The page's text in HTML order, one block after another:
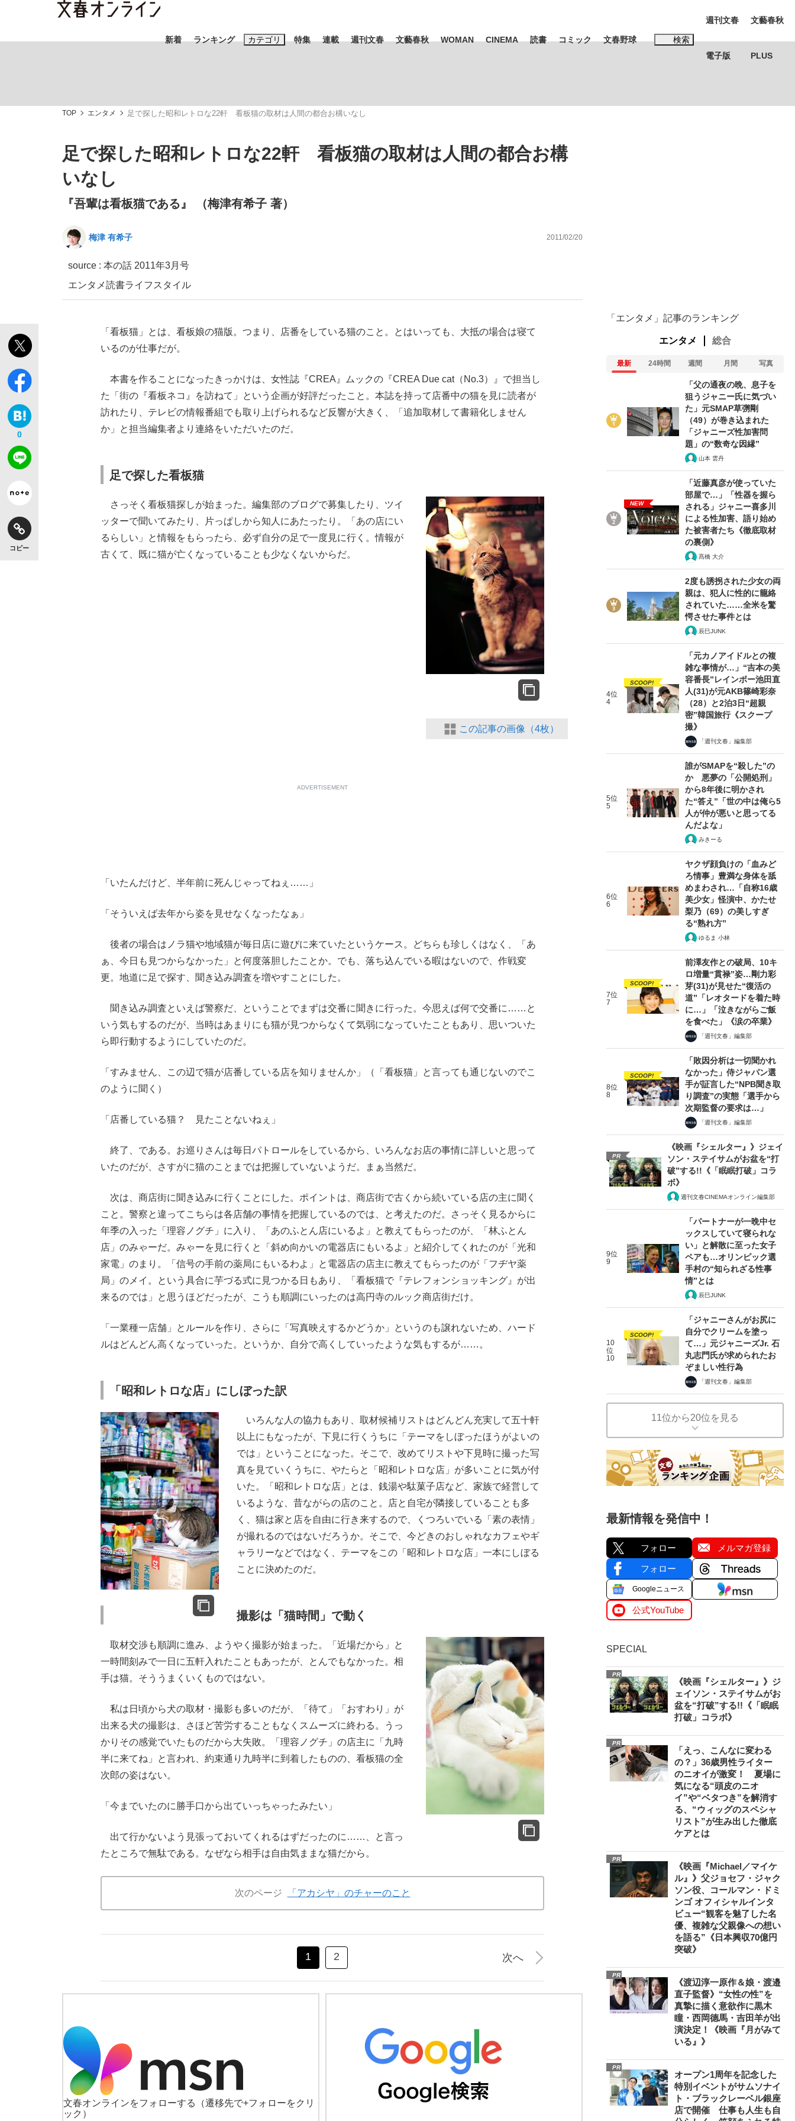
新着 ランキング カテゴリ
「クマが悪者扱いされているのが悲しい」『北の国から』倉本聰氏（91...
「目標達成できなかったからと言って…」サッカー日本代表・森保一監督...
特集
観る将棋、読む将棋
the Style
連載 週刊文春 文藝春秋 WOMAN CINEMA 読書 コミック 文春野球 検索
おすすめのキーワードタグ一覧
#藤田晋 #三山凌輝 #高市早苗 #後藤真希 #森岡毅 #城彰二 #内田有紀
#松田聖子
#玉木雄一郎
#亀和田武
週刊文春
電子版
文藝春秋
PLUS
TOP エンタメ 足で探した昭和レトロな22軒 看板猫の取材は人間の都合お構いなし
足で探した昭和レトロな22軒 看板猫の取材は人間の都合お構
いなし
『吾輩は看板猫である』 （梅津有希子 著）
梅津 有希子 2011/02/20
source : 本の話 2011年3月号
エンタメ読書ライフスタイル
0
コピー
「看板猫」とは、看板娘の猫版。つまり、店番をしている猫のこと。とはいっても、大抵の場合は寝て
いるのが仕事だが。
本書を作ることになったきっかけは、女性誌『CREA』ムックの『CREA Due cat（No.3）』で担当し
た「街の『看板ネコ』を訪ねて」という企画が好評だったこと。本誌を持って店番中の猫を見に読者が
訪れたり、テレビの情報番組でも取り上げられるなど反響が大きく、「追加取材して書籍化しません
か」と担当編集者より連絡をいただいたのだ。
足で探した看板猫
この記事の画像（4枚）
さっそく看板猫探しが始まった。編集部のブログで募集したり、ツイ
ッターで聞いてみたり、片っぱしから知人にあたったり。「あの店にい
るらしい」と情報をもらったら、必ず自分の足で一度見に行く。情報が
古くて、既に猫が亡くなっていることも少なくないからだ。
ADVERTISEMENT
「いたんだけど、半年前に死んじゃってねぇ……」
「そういえば去年から姿を見せなくなったなぁ」
後者の場合はノラ猫や地域猫が毎日店に遊びに来ていたというケース。どちらも珍しくはなく、「あ
ぁ、今日も見つからなかった」と何度落胆したことか。でも、落ち込んでいる暇はないので、作戦変
更。地道に足で探す、聞き込み調査を増やすことにした。
聞き込み調査といえば警察だ、ということでまずは交番に聞きに行った。今思えば何で交番に……と
いう気もするのだが、当時はあまりにも猫が見つからなくて気弱になっていたこともあり、思いついた
ら即行動するようにしていたのだ。
「すみません、この辺で猫が店番している店を知りませんか」（「看板猫」と言っても通じないのでこ
のように聞く）
「店番している猫？ 見たことないねぇ」
終了、である。お巡りさんは毎日パトロールをしているから、いろんなお店の事情に詳しいと思って
いたのだが、さすがに猫のことまでは把握していないようだ。まぁ当然だ。
次は、商店街に聞き込みに行くことにした。ポイントは、商店街で古くから続いている店の主に聞く
こと。警察と違ってこちらは各店舗の事情を把握しているのでは、と考えたのだ。さっそく見るからに
年季の入った「理容ノグチ」に入り、「あのふとん店にいるよ」と教えてもらったのが、「林ふとん
店」のみゃーだ。みゃーを見に行くと「斜め向かいの電器店にもいるよ」と紹介してくれたのが「光和
家電」のまり。「信号の手前の薬局にもいるわよ」と電器店の店主に教えてもらったのが「フヂヤ薬
局」のメイ。という具合に芋づる式に見つかる日もあり、「看板猫で『テレフォンショッキング』が出
来るのでは」と思うほどだったが、こうも順調にいったのは高円寺のルック商店街だけ。
「一業種一店舗」とルールを作り、さらに「写真映えするかどうか」というのも譲れないため、ハード
ルはどんどん高くなっていった。というか、自分で高くしていったような気もするが……。
「昭和レトロな店」にしぼった訳
いろんな人の協力もあり、取材候補リストはどんどん充実して五十軒
以上にもなったが、下見に行くうちに「テーマをしぼったほうがよいの
では」ということになった。そこで、改めてリストや下見時に撮った写
真を見ていくうちに、やたらと「昭和レトロな店」が多いことに気が付
いた。「昭和レトロな店」とは、銭湯や駄菓子店など、家族で経営して
いるような、昔ながらの店のこと。店と自宅が隣接していることも多
く、猫は家と店を自由に行き来するので、くつろいでいる「素の表情」
が撮れるのではないだろうか。そこで、今どきのおしゃれなカフェやギ
ャラリーなどではなく、テーマをこの「昭和レトロな店」一本にしぼる
ことに決めたのだ。
撮影は「猫時間」で動く
取材交渉も順調に進み、ようやく撮影が始まった。「近場だから」と
一時間刻みで一日に五軒入れたこともあったが、とんでもなかった。相
手は猫。そううまくいくものではない。
私は日頃から犬の取材・撮影も多いのだが、「待て」「おすわり」が
出来る犬の撮影は、さほど苦労することもなくスムーズに終わる。うっ
かりその感覚でいたものだから大失敗。「理容ノグチ」の店主に「九時
半に来てね」と言われ、約束通り九時半に到着したものの、看板猫の全
次郎の姿はない。
「今までいたのに勝手口から出ていっちゃったみたい」
出て行かないよう見張っておいてくれるはずだったのに……、と言っ
たところで無駄である。なぜなら相手は自由気ままな猫だから。
次のページ 「アカシヤ」のチャーのこと
1 2 次へ
文春オンラインをフォローする
（遷移先で+フォローをクリ
ック）
「エンタメ」記事のランキング
エンタメ 総合
最新 24時間 週間 月間 写真
「父の通夜の晩、息子を
狙うジャニー氏に気づい
た」元SMAP草彅剛
（49）が巻き込まれた
「ジャニーズ性加害問
題」の“数奇な因縁”
山本 雲丹
NEW
「近藤真彦が使っていた
部屋で…」「性器を握ら
される」ジャニー喜多川
による性加害、語り始め
た被害者たち《徹底取材
の裏側》
髙橋 大介
2度も誘拐された少女の両
親は、犯人に性的に籠絡
されていた……全米を驚
愕させた事件とは
辰巳JUNK
4位
4
SCOOP!
「元カノアイドルとの複
雑な事情が…」“吉本の美
容番長”レインボー池田直
人(31)が元AKB篠崎彩奈
（28）と2泊3日“超親
密”韓国旅行《スクープ
撮》
「週刊文春」編集部
5位
5
誰がSMAPを“殺した”の
か 悪夢の「公開処刑」
から8年後に明かされ
た“答え”「世の中は俺ら5
人が仲が悪いと思ってる
んだよな」
みきーる
6位
6
ヤクザ顔負けの「血みど
ろ情事」豊満な身体を舐
めまわされ…「自称16歳
美少女」怪演中、かたせ
梨乃（69）の美しすぎ
る“熟れ方”
ゆるま 小林
7位
7
SCOOP!
前澤友作との破局、10キ
ロ増量“貫禄”姿…剛力彩
芽(31)が見せた“復活の
道”「レオタードを着た時
に…」「泣きながらご飯
を食べた」《涙の卒業》
「週刊文春」編集部
8位
8
SCOOP!
「敗因分析は一切聞かれ
なかった」侍ジャパン選
手が証言した“NPB聞き取
り調査”の実態「選手から
次期監督の要求は…」
「週刊文春」編集部
PR
《映画『シェルター』》ジェイ
ソン・ステイサムがお盆を“打
破”する!!《「眠眠打破」コラ
ボ》
週刊文春CINEMAオンライン編集部
9位
9
「パートナーが一晩中セ
ックスしていて寝られな
い」と解散に至った女子
ペアも…オリンピック選
手村の“知られざる性事
情”とは
辰巳JUNK
10
位
10
SCOOP!
「ジャニーさんがお尻に
自分でクリームを塗っ
て…」元ジャニーズJr. 石
丸志門氏が求められたお
ぞましい性行為
「週刊文春」編集部
11位から20位を見る
最新情報を発信中！
フォロー メルマガ登録
フォロー
Googleニュース
公式YouTube
SPECIAL
PR
《映画『シェルター』》ジ
ェイソン・ステイサムがお
盆を“打破”する!!《「眠眠
打破」コラボ》
PR
「えっ、こんなに変わる
の？」36歳男性ライター
のニオイが激変！ 夏場に
気になる“頭皮のニオ
イ”や“ベタつき”を解消す
る、“ウィッグのスペシャ
リスト”が生み出した徹底
ケアとは
PR
《映画『Michael／マイケ
ル』》父ジョセフ・ジャク
ソン役、コールマン・ドミ
ンゴ オフィシャルインタ
ビュー“観客を魅了した名
優、複雑な父親像への想い
を語る”《日本興収70億円
突破》
PR
《渡辺淳一原作＆娘・渡邉
直子監督》“女性の性”を
真摯に描く意欲作に黒木
瞳・西岡德馬・吉田羊が出
演決定！《映画『月がみて
いる』》
PR
オープン1周年を記念した
特別イベントがサムソナイ
ト・ブラックレーベル銀座
店で開催 仕事も人生も自